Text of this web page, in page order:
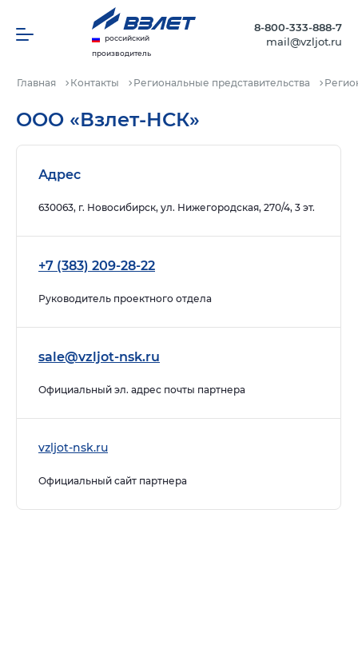
российский
производитель
8-800-333-888-7
mail@vzljot.ru
Главная Контакты Региональные представительства
ООО «Взлет-НСК»
Адрес
630063, г. Новосибирск, ул. Нижегородская, 270/4, 3 эт.
+7 (383) 209-28-22
Руководитель проектного отдела
sale@vzljot-nsk.ru
Официальный эл. адрес почты партнера
vzljot-nsk.ru
Официальный сайт партнера